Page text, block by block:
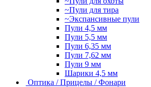
~Пули для тира
~Экспансивные пули
Пули 4,5 мм
Пули 5,5 мм
Пули 6,35 мм
Пули 7,62 мм
Пули 9 мм
Шарики 4,5 мм
Оптика / Прицелы / Фонари